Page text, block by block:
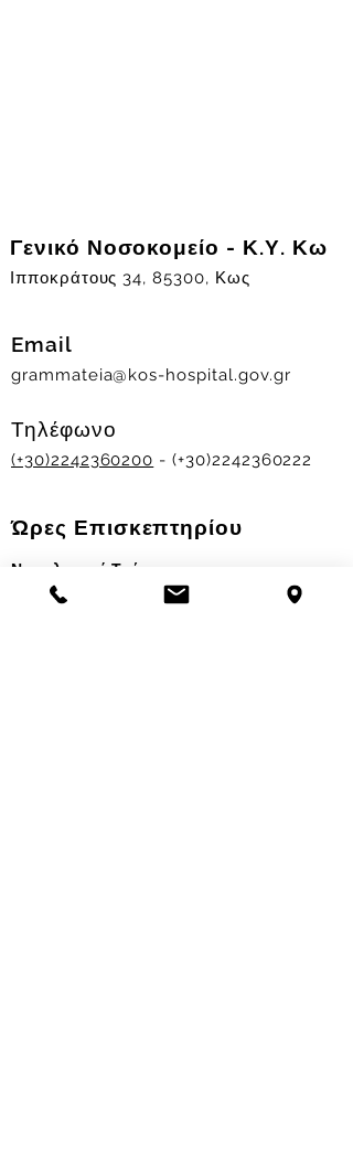
Γενικό Νοσοκομείο - Κ.Υ. Κω
Ιπποκράτους 34, 85300, Κως
Email
grammateia@kos-hospital.gov.gr
Τηλέφωνο
(+30)2242360200 - (+30)2242360222
Ώρες Επισκεπτηρίου
Νοσηλευτικά Τμήματα
Χειμερινό ωράριο: 11.00-13.00
17.30-19.30